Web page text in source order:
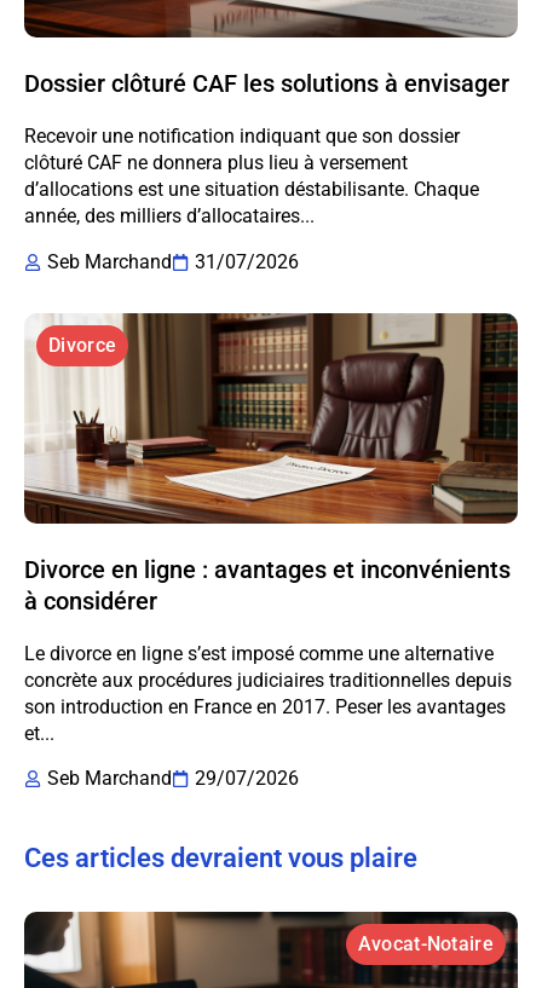
Dossier clôturé CAF les solutions à envisager
Recevoir une notification indiquant que son dossier
clôturé CAF ne donnera plus lieu à versement
d’allocations est une situation déstabilisante. Chaque
année, des milliers d’allocataires...
Seb Marchand
31/07/2026
Divorce
Divorce en ligne : avantages et inconvénients
à considérer
Le divorce en ligne s’est imposé comme une alternative
concrète aux procédures judiciaires traditionnelles depuis
son introduction en France en 2017. Peser les avantages
et...
Seb Marchand
29/07/2026
Ces articles devraient vous plaire
Avocat-Notaire